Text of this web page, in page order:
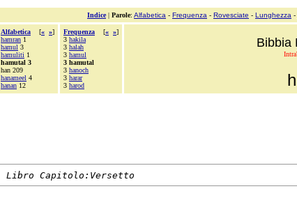
Indice| Parole: Alfabetica - Frequenza - Rovesciate - Lunghezza -
Alfabetica [« »]
hamran 1
hamul 3
hamuliti 1
hamutal 3
han 209
hanameel 4
hanan 12
Frequenza [« »]
3 hakila
3 halah
3 hamul
3 hamutal
3 hanoch
3 harar
3 harod
Bibbia
Libro Capitolo:Versetto